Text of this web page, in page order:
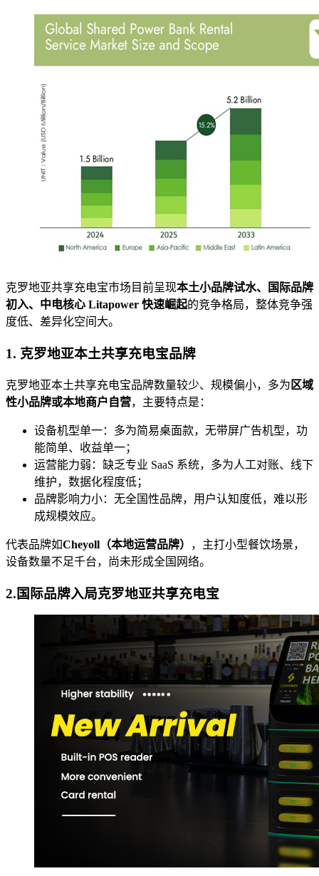
克罗地亚共享充电宝市场目前呈现本土小品牌试水、国际品牌
初入、中电核心 Litapower 快速崛起的竞争格局，整体竞争强
度低、差异化空间大。
1. 克罗地亚本土共享充电宝品牌
克罗地亚本土共享充电宝品牌数量较少、规模偏小，多为 区域
性小品牌或本地商户自营，主要特点是：
设备机型单一：多为简易桌面款，无带屏广告机型，功
能简单、收益单一；
运营能力弱：缺乏专业 SaaS 系统，多为人工对账、线下
维护，数据化程度低；
品牌影响力小：无全国性品牌，用户认知度低，难以形
成规模效应。
代表品牌如Cheyoll（本地运营品牌）
，主打小型餐饮场景，
设备数量不足千台，尚未形成全国网络。
2.国际品牌入局克罗地亚共享充电宝